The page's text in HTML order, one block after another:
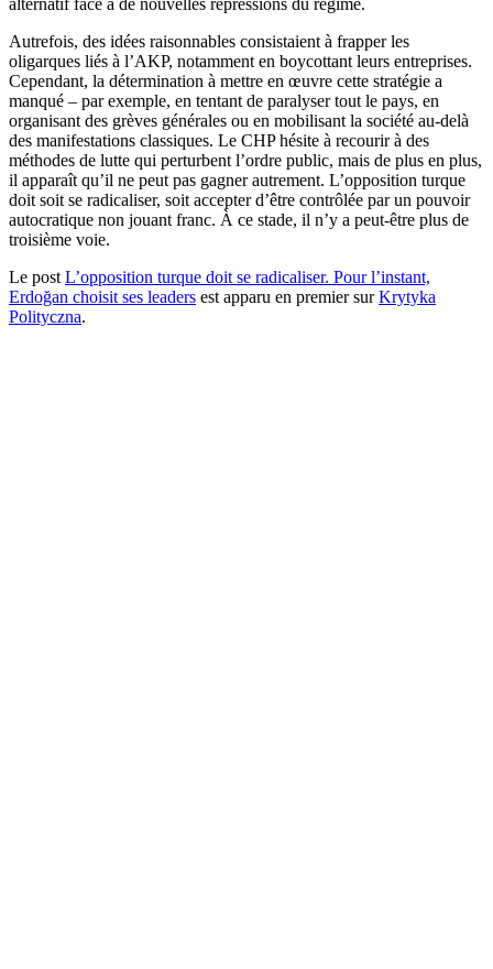
alternatif face à de nouvelles répressions du régime.
Autrefois, des idées raisonnables consistaient à frapper les
oligarques liés à l’AKP, notamment en boycottant leurs entreprises.
Cependant, la détermination à mettre en œuvre cette stratégie a
manqué – par exemple, en tentant de paralyser tout le pays, en
organisant des grèves générales ou en mobilisant la société au-delà
des manifestations classiques. Le CHP hésite à recourir à des
méthodes de lutte qui perturbent l’ordre public, mais de plus en plus,
il apparaît qu’il ne peut pas gagner autrement. L’opposition turque
doit soit se radicaliser, soit accepter d’être contrôlée par un pouvoir
autocratique non jouant franc. À ce stade, il n’y a peut-être plus de
troisième voie.
Le post L’opposition turque doit se radicaliser. Pour l’instant,
Erdoğan choisit ses leaders est apparu en premier surKrytyka
Polityczna.